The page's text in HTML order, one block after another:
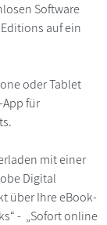
Software
Editions auf ein
oder Tablet
für
mit einer
Digital
über Ihre eBook-
- „Sofort online